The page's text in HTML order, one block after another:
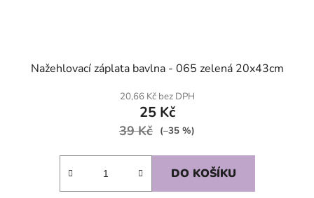
Nažehlovací záplata bavlna - 065 zelená 20x43cm
20,66 Kč bez DPH
25 Kč
39 Kč (–35 %)
DO KOŠÍKU